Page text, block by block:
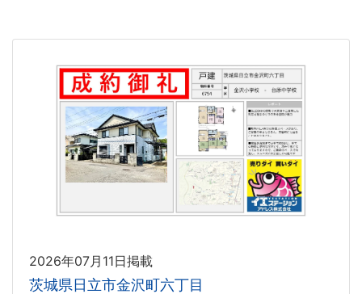
2026年07月11日掲載
茨城県日立市金沢町六丁目